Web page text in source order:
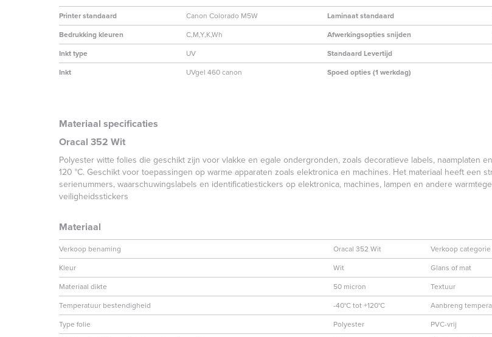
Printer standaard Canon Colorado M5W Laminaat standaard
Bedrukking kleuren C,M,Y,K,Wh Afwerkingsopties snijden
Inkt type UV Standaard Levertijd
Inkt UVgel 460 canon Spoed opties (1 werkdag)
Materiaal specificaties
Oracal 352 Wit
Polyester witte folies die geschikt zijn voor vlakke en egale ondergronden, zoals decoratieve labels, naamplaten
120 °C. Geschikt voor toepassingen op warme apparaten zoals elektronica en machines. Het materiaal heeft een
serienummers, waarschuwingslabels en identificatiestickers op elektronica, machines, lampen en andere
veiligheidsstickers
Materiaal
Verkoop benaming Oracal 352 Wit Verkoop categorie
Kleur
Wit Glans of mat
Materiaal dikte
50 micron Textuur
Temperatuur bestendigheid
-40°C tot +120°C Aanbreng
Type folie
Polyester PVC-vrij